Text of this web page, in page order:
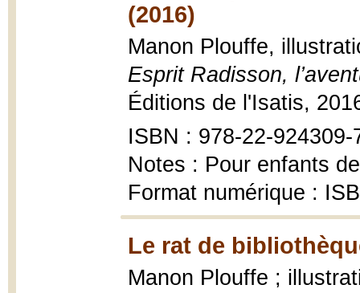
(2016)
Manon Plouffe,
Esprit Radisson,
Éditions de l'Isatis,
ISBN : 978-22-924309-
Notes : Pour enfants
Format numérique :
Le rat de
Manon Plouffe ;